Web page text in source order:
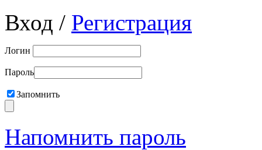
Вход / Регистрация
Логин
Пароль
Запомнить
Напомнить пароль